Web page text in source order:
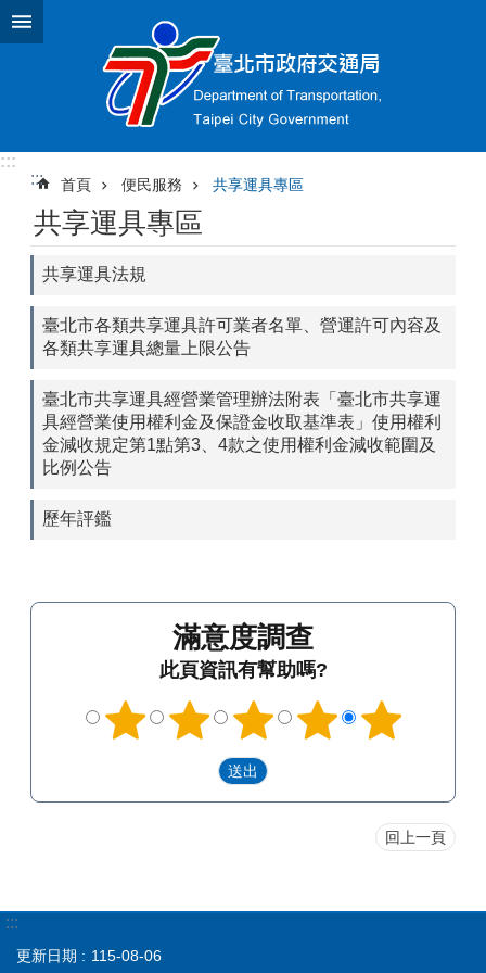
跳到主要內容區塊
:::
:::
首頁 便民服務 共享運具專區
共享運具專區
共享運具法規
臺北市各類共享運具許可業者名單、營運許可內容及
各類共享運具總量上限公告
臺北市共享運具經營業管理辦法附表「臺北市共享運
具經營業使用權利金及保證金收取基準表」使用權利
金減收規定第1點第3、4款之使用權利金減收範圍及
比例公告
歷年評鑑
滿意度調查
此頁資訊有幫助嗎?
回上一頁
:::
更新日期 115-08-06